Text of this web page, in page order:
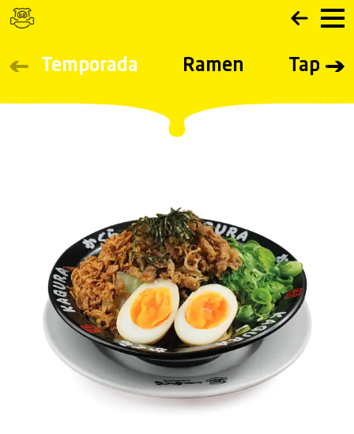
Temporada Ramen Tapas
Navigated to CARTA - Ramen Kagura